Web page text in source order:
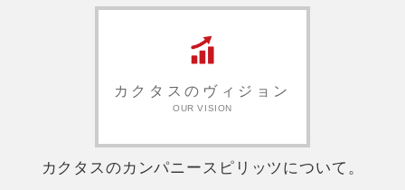
カクタスのヴィジョン
OUR VISION
カクタスのカンパニースピリッツについて。